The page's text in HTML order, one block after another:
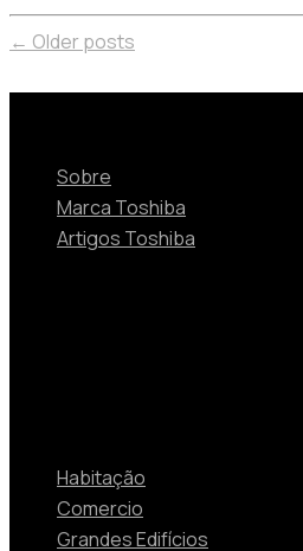
← Older posts
Sobre
Marca Toshiba
Artigos Toshiba
Habitação
Comercio
Grandes Edifícios